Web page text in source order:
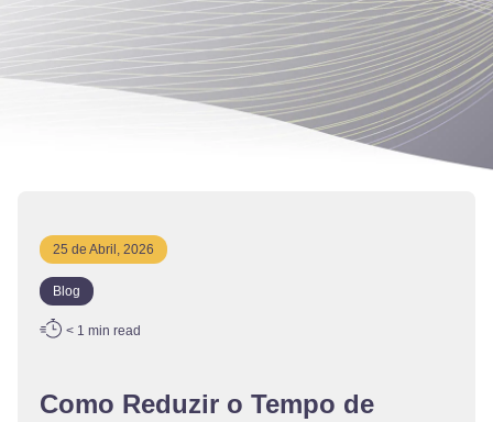
25 de Abril, 2026
Blog
< 1 min read
Como Reduzir o Tempo de